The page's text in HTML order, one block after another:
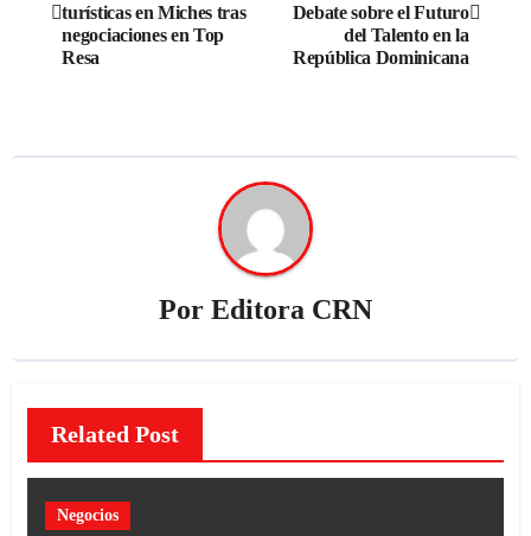
turísticas en Miches tras
negociaciones en Top
Resa
Debate sobre el Futuro
del Talento en la
República Dominicana
Por Editora CRN
Related Post
Negocios